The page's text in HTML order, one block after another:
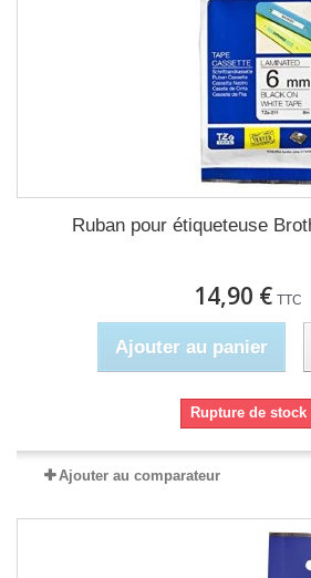
Ruban pour étiqueteuse
14,90 € TTC
Ajouter au panier
Rupture de stock
Ajouter au comparateur